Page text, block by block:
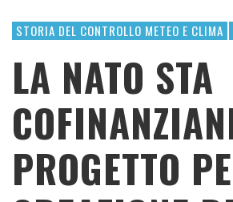
STORIA DEL CONTROLLO METEO E CLIMA
LA NATO STA
PROGETTO